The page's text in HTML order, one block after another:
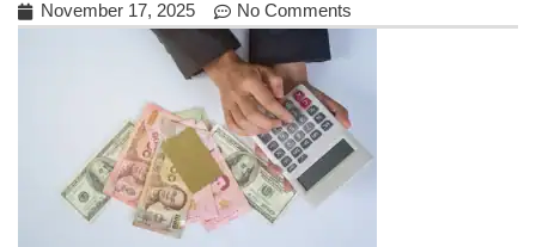
November 17, 2025 No Comments